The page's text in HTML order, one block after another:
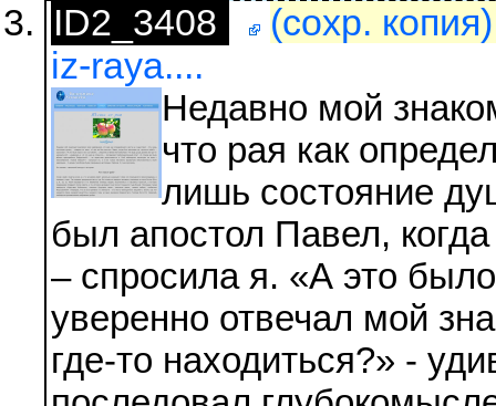
ID2_3408
(сохр.
iz-raya....
Недавно мой
что рая как
лишь состояние
был апостол Павел,
– спросила я. «А это
уверенно отвечал мой
где-то находиться?» -